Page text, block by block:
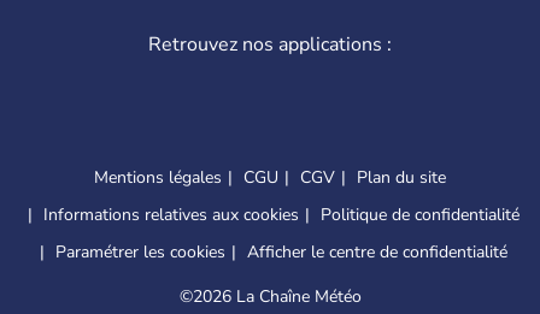
Retrouvez nos applications :
Mentions légales CGU CGV
Plan du site
Informations relatives aux cookies
Politique de confidentialité
Paramétrer les cookies
Afficher le centre de confidentialité
©2026 La Chaîne Météo